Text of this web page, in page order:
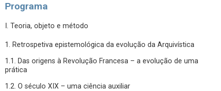
Programa
I. Teoria, objeto e método
1. Retrospetiva epistemológica da evolução da Arquivística
1.1. Das origens à Revolução Francesa – a evolução de uma
prática
1.2. O século XIX – uma ciência auxiliar